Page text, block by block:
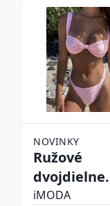
NOVINKY
Ružové
dvojdielne
plavky
iMODA